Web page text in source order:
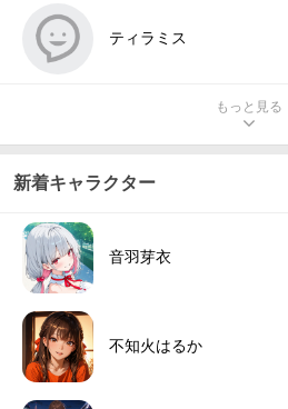
ティラミス
もっと見る
新着キャラクター
音羽芽衣
不知火はるか